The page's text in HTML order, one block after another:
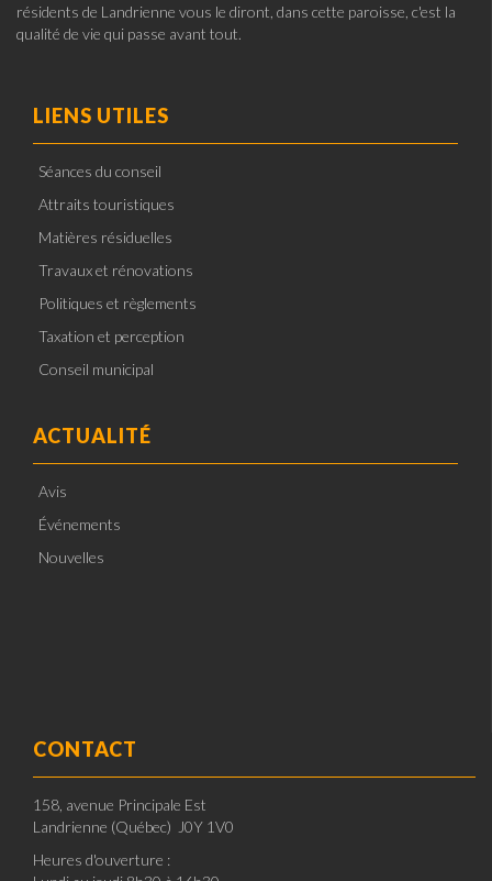
résidents de Landrienne vous le diront, dans cette paroisse, c'est la
qualité de vie qui passe avant tout.
LIENS UTILES
Séances du conseil
Attraits touristiques
Matières résiduelles
Travaux et rénovations
Politiques et règlements
Taxation et perception
Conseil municipal
ACTUALITÉ
Avis
Événements
Nouvelles
CONTACT
158, avenue Principale Est
Landrienne (Québec) J0Y 1V0
Heures d'ouverture :